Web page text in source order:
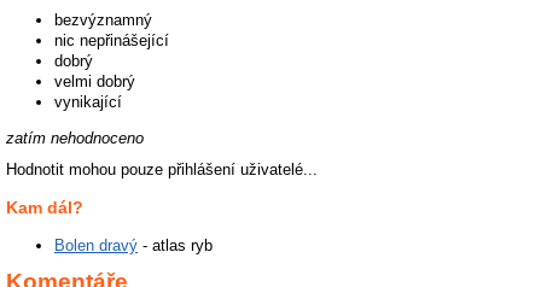
bezvýznamný
nic nepřinášející
dobrý
velmi dobrý
vynikající
zatím nehodnoceno
Hodnotit mohou pouze přihlášení uživatelé...
Kam dál?
Bolen dravý - atlas ryb